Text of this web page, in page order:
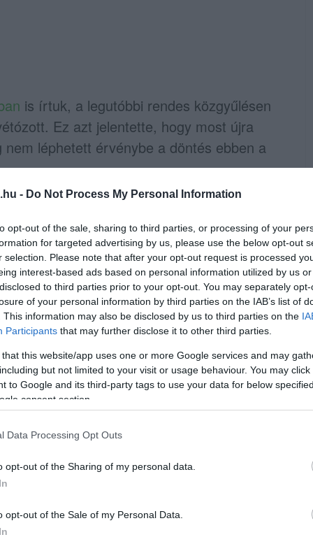
- Do Not Process My Personal Information
opt-out of the sale, sharing to third parties, or processing of your
for targeted advertising by us, please use the below opt-out
selection. Please note that after your opt-out request is processed
interest-based ads based on personal information utilized by us
to third parties prior to your opt-out. You may separately
of your personal information by third parties on the IAB’s list of
This information may also be disclosed by us to third parties on the
Participants that may further disclose it to other third parties.
that this website/app uses one or more Google services and may
but not limited to your visit or usage behaviour. You may
to Google and its third-party tags to use your data for below
consent section.
Data Processing Opt Outs
opt-out of the Sharing of my personal data.
opt-out of the Sale of my Personal Data.
is írtuk, a legutóbbi rendes közgyűlésen
Ez azt jelentette, hogy most újra
léphetett érvénybe a döntés ebben a
belül is a jegyzőkönyvek szöveges
közzétételének biztosítását. A második a
eredményeiről szól. A harmadik
és felügyelő bizottságaiban történt
kérdést, de a testület a régi döntést
sporttelep
valamint az egri buszmenetrend